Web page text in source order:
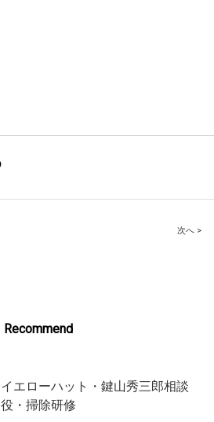
次へ >
Recommend
イエローハット・鍵山秀三郎相談
役・掃除研修